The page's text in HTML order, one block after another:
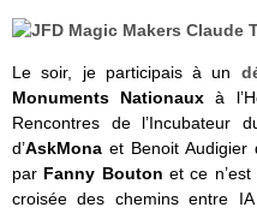
Le soir, je participais à un
Monuments Nationaux à
Rencontres de l’Incubateur
d’AskMona et Benoit Audigier
par Fanny Bouton et ce
croisée des chemins entre